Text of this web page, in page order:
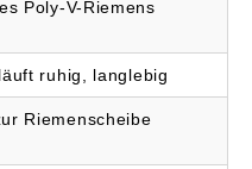
Poly-V-Riemens
ruhig, langlebig
Riemenscheibe